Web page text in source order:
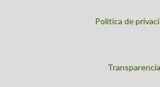
Política de
Transparencia